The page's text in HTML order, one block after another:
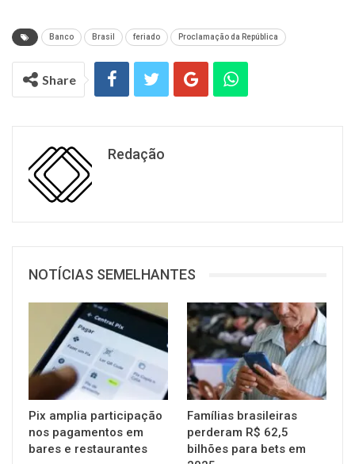
Banco Brasil feriado Proclamação da República
Share
Redação
NOTÍCIAS SEMELHANTES
Pix amplia participação
nos pagamentos em
bares e restaurantes
Famílias brasileiras
perderam R$ 62,5
bilhões para bets em